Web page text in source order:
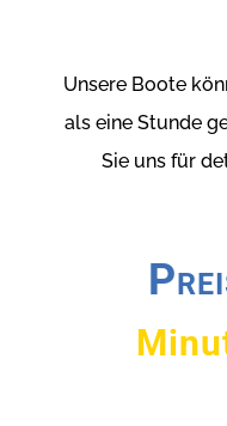
Unsere Boote
als eine Stunde
Sie uns für